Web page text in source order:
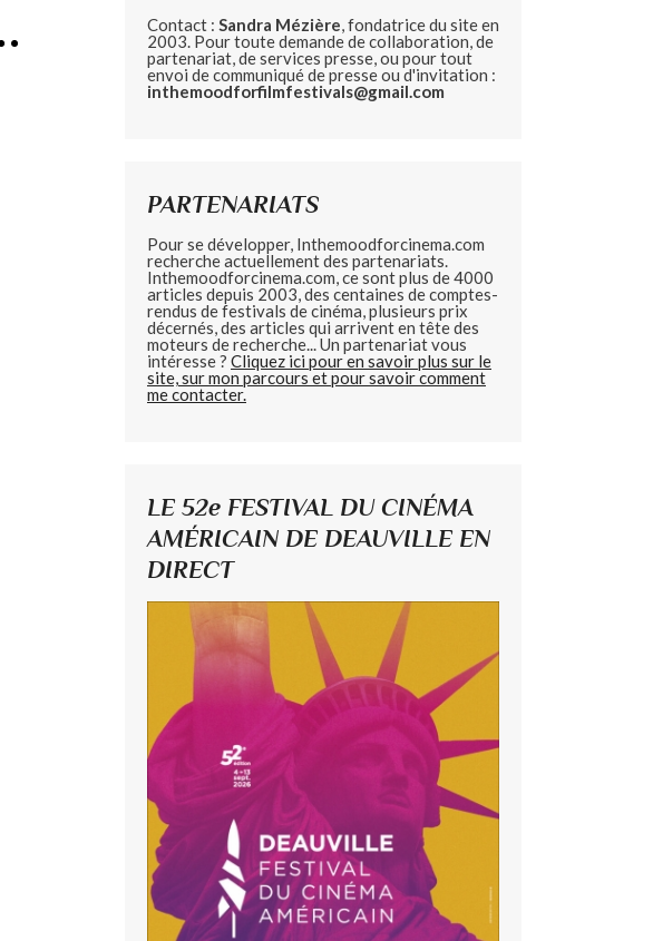
Contact : Sandra Mézière, fondatrice du site en
2003. Pour toute demande de collaboration, de
partenariat, de services presse, ou pour tout
envoi de communiqué de presse ou d'invitation :
inthemoodforfilmfestivals@gmail.com
PARTENARIATS
Pour se développer, Inthemoodforcinema.com
recherche actuellement des partenariats.
Inthemoodforcinema.com, ce sont plus de 4000
articles depuis 2003, des centaines de comptes-
rendus de festivals de cinéma, plusieurs prix
décernés, des articles qui arrivent en tête des
moteurs de recherche... Un partenariat vous
intéresse ? Cliquez ici pour en savoir plus sur le
site, sur mon parcours et pour savoir comment
me contacter.
LE 52e FESTIVAL DU CINÉMA
AMÉRICAIN DE DEAUVILLE EN
DIRECT